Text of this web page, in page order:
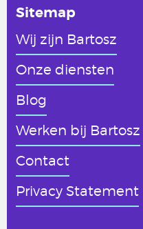
Sitemap
Wij zijn Bartosz
Onze diensten
Blog
Werken bij Bartosz
Contact
Privacy Statement